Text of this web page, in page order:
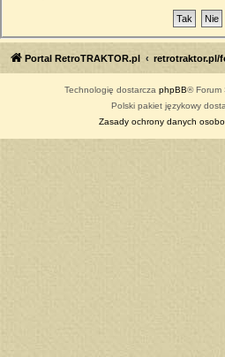
Portal RetroTRAKTOR.pl retrotraktor.pl/
Technologię dostarcza phpBB® Forum
Polski pakiet językowy
Zasady ochrony danych